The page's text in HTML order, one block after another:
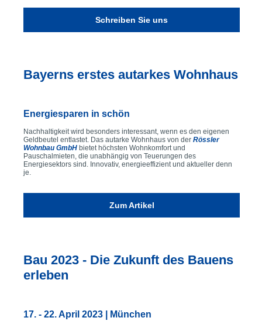
Schreiben Sie uns
Bayerns erstes autarkes Wohnhaus
Energiesparen in schön
Nachhaltigkeit wird besonders interessant, wenn es den eigenen
Geldbeutel entlastet. Das autarke Wohnhaus von der Rössler
Wohnbau GmbH bietet höchsten Wohnkomfort und
Pauschalmieten, die unabhängig von Teuerungen des
Energiesektors sind. Innovativ, energieeffizient und aktueller denn
je.
Zum Artikel
Bau 2023 - Die Zukunft des Bauens
erleben
17. - 22. April 2023 | München